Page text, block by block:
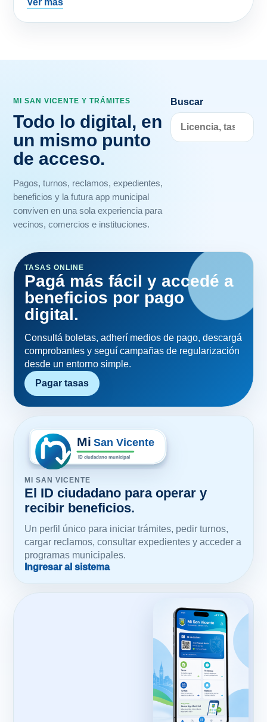
Todo lo digital, en
un mismo punto
de acceso.
Pagos, turnos, reclamos, expedientes,
conviven en una sola experiencia para
vecinos, comercios e instituciones.
Pagá más fácil y accedé a
beneficios por pago
digital.
Consultá boletas, adherí medios de pago, descargá
comprobantes y seguí campañas de regularización
desde un entorno simple.
Pagar tasas
MI SAN VICENTE
El ID ciudadano para operar y
recibir beneficios.
Un perfil único para iniciar trámites, pedir turnos,
cargar reclamos, consultar expedientes y acceder a
programas municipales.
Ingresar al sistema